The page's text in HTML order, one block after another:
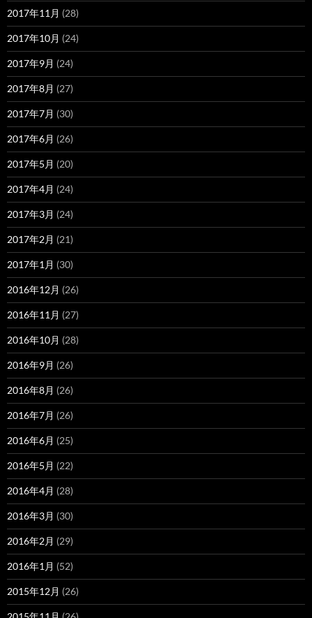
2017年11月 (28)
2017年10月 (24)
2017年9月 (24)
2017年8月 (27)
2017年7月 (30)
2017年6月 (26)
2017年5月 (20)
2017年4月 (24)
2017年3月 (24)
2017年2月 (21)
2017年1月 (30)
2016年12月 (26)
2016年11月 (27)
2016年10月 (28)
2016年9月 (26)
2016年8月 (26)
2016年7月 (26)
2016年6月 (25)
2016年5月 (22)
2016年4月 (28)
2016年3月 (30)
2016年2月 (29)
2016年1月 (52)
2015年12月 (26)